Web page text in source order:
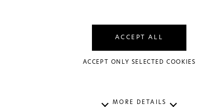
ACCEPT ALL
ACCEPT ONLY SELECTED COOKIES
MORE DETAILS